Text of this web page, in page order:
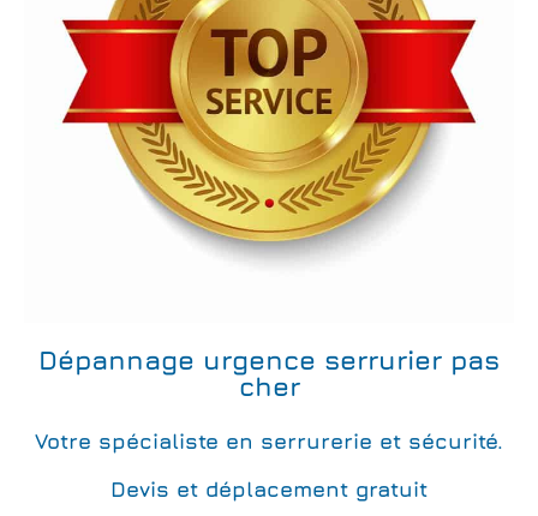
Dépannage urgence serrurier pas
cher
Votre spécialiste en serrurerie et sécurité.
Devis et déplacement gratuit